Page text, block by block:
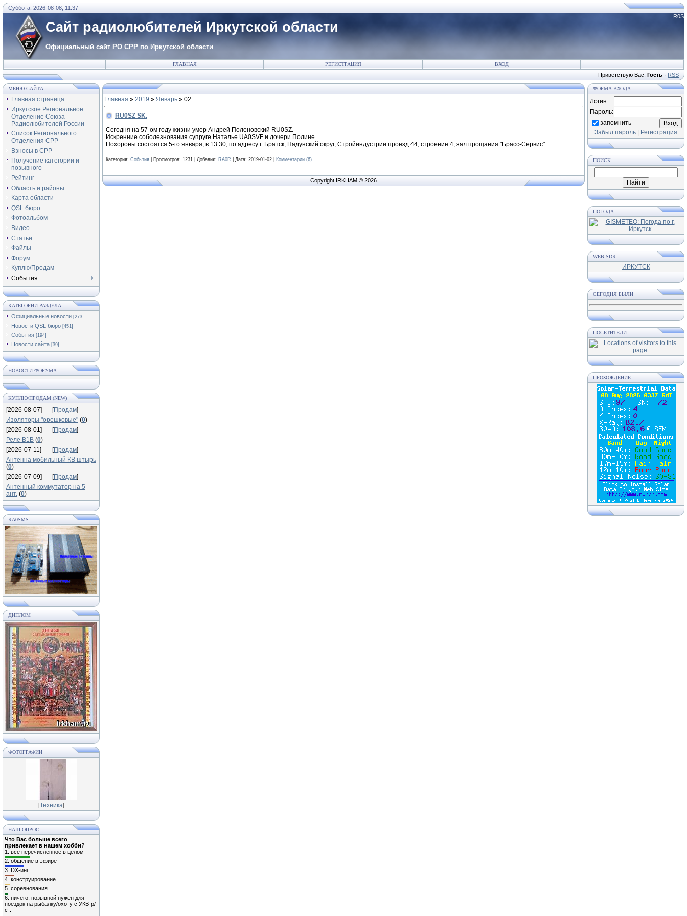
Суббота, 2026-08-08, 11:37
R0S
Сайт радиолюбителей Иркутской области
Официальный сайт РО СРР по Иркутской области
ГЛАВНАЯ РЕГИСТРАЦИЯ ВХОД
Приветствую Вас Гость · RSS
МЕНЮ САЙТА
Главная страница
Иркутское Региональное
Отделение Союза
Радиолюбителей России
Список Регионального
Отделения СРР
Взносы в СРР
Получение категории и
позывного
Рейтинг
Область и районы
Карта области
QSL бюро
Фотоальбом
Видео
Статьи
Файлы
Форум
Куплю/Продам
События
КАТЕГОРИИ РАЗДЕЛА
Официальные новости [273]
Новости QSL бюро [451]
События [194]
Новости сайта [39]
НОВОСТИ ФОРУМА
КУПЛЮ/ПРОДАМ (NEW)
[2026-08-07] [Продам]
Изоляторы "орешковые" (0)
[2026-08-01]
[Продам]
Реле В1В (0)
[2026-07-11]
[Продам]
Антенна мобильный КВ штырь
(0)
[2026-07-09]
[Продам]
Антенный коммутатор на 5
ант. (0)
RA0SMS
ДИПЛОМ
ФОТОГРАФИИ
[Техника]
НАШ ОПРОС
Что Вас больше всего
привлекает в нашем хобби?
1. все перечисленное в целом
2. общение в эфире
3. DX-инг
4. конструирование
5. соревнования
6. ничего, позывной нужен для
поездок на рыбалку/охоту с УКВ-р/
ст.
Главная » 2019 » Январь » 02
RU0SZ SK.
Сегодня на 57-ом году жизни умер Андрей Поленовский RU0SZ.
Искренние соболезнования супруге Наталье UA0SVF и дочери Полине.
Похороны состоятся 5-го января, в 13:30, по адресу г. Братск, Падунский округ, Стройиндустрии проезд 44, строение 4, зал прощания "Брасс-Сервис".
Категория: События Просмотров: 1231 Добавил: RA0R Дата: 2019-01-02 Комментарии (6)
Copyright IRKHAM © 2026
ФОРМА ВХОДА
Логин:
Пароль:
запомнить
Забыл пароль
Регистрация
ПОИСК
ПОГОДА
WEB SDR
ИРКУТСК
СЕГОДНЯ БЫЛИ
ПОСЕТИТЕЛИ
ПРОХОЖДЕНИЕ